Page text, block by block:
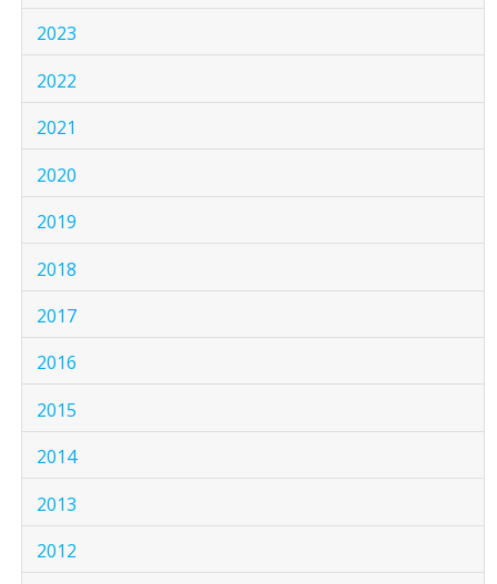
2023
2022
2021
2020
2019
2018
2017
2016
2015
2014
2013
2012